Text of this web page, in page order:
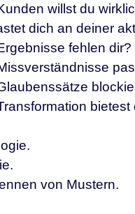
willst du
dich an deiner
fehlen dir?
von Mustern.